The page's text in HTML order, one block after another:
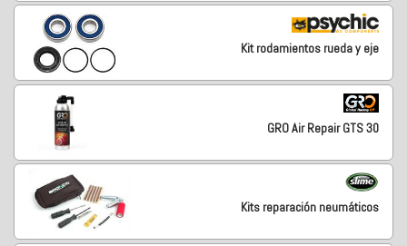
Kit rodamientos rueda y eje
GRO Air Repair GTS 30
Kits reparación neumáticos